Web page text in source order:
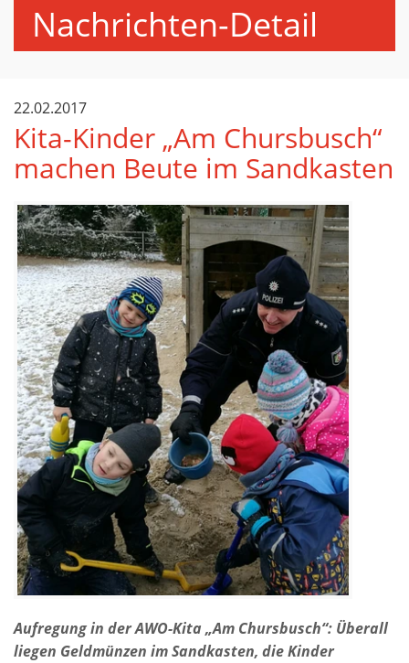
Nachrichten-Detail
22.02.2017
Kita-Kinder „Am Chursbusch“
machen Beute im Sandkasten
Aufregung in der AWO-Kita „Am Chursbusch“: Überall
liegen Geldmünzen im Sandkasten, die Kinder